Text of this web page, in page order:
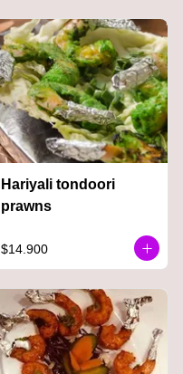
Hariyali tondoori
prawns
$14.900